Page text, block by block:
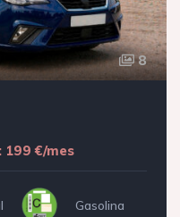
8
199 €/mes
Gasolina